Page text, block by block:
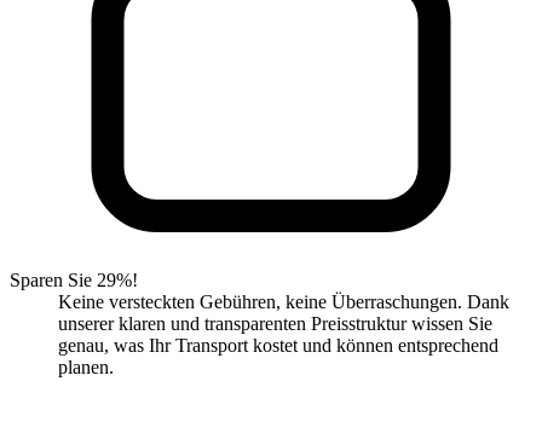
Sparen Sie 29%!
Keine versteckten Gebühren, keine Überraschungen. Dank
unserer klaren und transparenten Preisstruktur wissen Sie
genau, was Ihr Transport kostet und können entsprechend
planen.